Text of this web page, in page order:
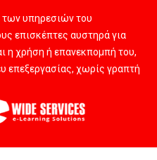
των υπηρεσιών του
επισκέπτες αυστηρά για
η χρήση ή επανεκπομπή του,
επεξεργασίας, χωρίς γραπτή